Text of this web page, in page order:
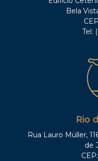
Bela
Tel:
Rio
Rua Lauro Müller,
de